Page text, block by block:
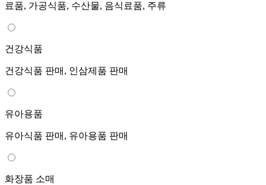
료품, 가공식품, 수산물, 음식료품, 주류
건강식품
건강식품 판매, 인삼제품 판매
유아용품
유아식품 판매, 유아용품 판매
화장품 소매